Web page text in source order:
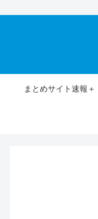
まとめサイト速報＋